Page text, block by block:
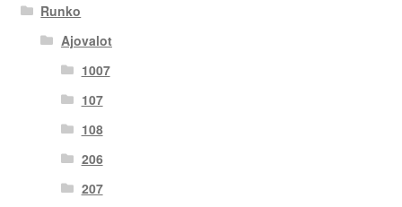
Runko
Ajovalot
1007
107
108
206
207